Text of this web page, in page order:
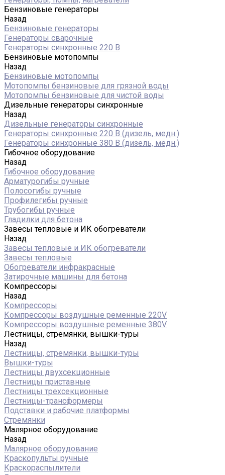
Бензиновые генераторы
Назад
Бензиновые генераторы
Генераторы сварочные
Генераторы синхронные 220 В
Бензиновые мотопомпы
Назад
Бензиновые мотопомпы
Мотопомпы бензиновые для грязной воды
Мотопомпы бензиновые для чистой воды
Дизельные генераторы синхронные
Назад
Дизельные генераторы синхронные
Генераторы синхронные 220 В (дизель, медн.)
Генераторы синхронные 380 В (дизель, медн.)
Гибочное оборудование
Назад
Гибочное оборудование
Арматурогибы ручные
Полосогибы ручные
Профилегибы ручные
Трубогибы ручные
Гладилки для бетона
Завесы тепловые и ИК обогреватели
Назад
Завесы тепловые и ИК обогреватели
Завесы тепловые
Обогреватели инфракрасные
Затирочные машины для бетона
Компрессоры
Назад
Компрессоры
Компрессоры воздушные ременные 220V
Компрессоры воздушные ременные 380V
Лестницы, стремянки, вышки-туры
Назад
Лестницы, стремянки, вышки-туры
Вышки-туры
Лестницы двухсекционные
Лестницы приставные
Лестницы трехсекционные
Лестницы-трансформеры
Подставки и рабочие платформы
Стремянки
Малярное оборудование
Назад
Малярное оборудование
Краскопульты ручные
Краскораспылители